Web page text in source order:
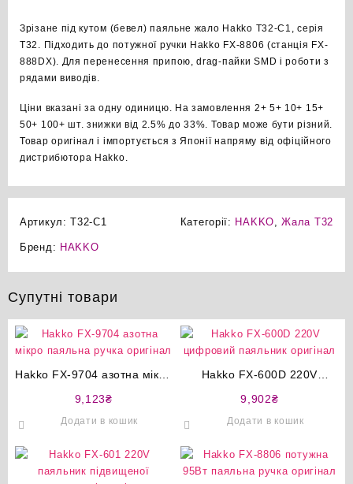
Зрізане під кутом (бевел) паяльне жало Hakko T32-C1, серія
T32. Підходить до потужної ручки Hakko FX-8806 (станція FX-
888DX). Для перенесення припою, drag-пайки SMD і роботи з
рядами виводів.
Ціни вказані за одну одиницю. На замовлення 2+ 5+ 10+ 15+
50+ 100+ шт. знижки від 2.5% до 33%. Товар може бути різний.
Товар оригінал і імпортується з Японії напряму від офіційного
дистрибютора Hakko.
Артикул:T32-C1 Категорії: HAKKO ,Жала T32
Бренд: HAKKO
Супутні товари
Hakko FX-9704 азотна мікро
9,123₴
Додати в кошик
Hakko FX-600D 220V
оригінал
9,902₴
Додати в кошик